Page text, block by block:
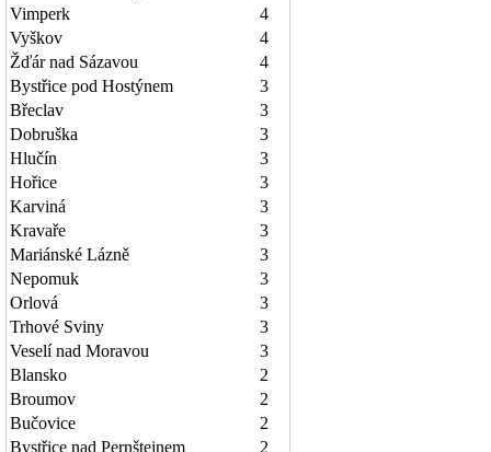
Vimperk
4
Vyškov
4
Žďár nad Sázavou
4
Bystřice pod Hostýnem
3
Břeclav
3
Dobruška
3
Hlučín
3
Hořice
3
Karviná
3
Kravaře
3
Mariánské Lázně
3
Nepomuk
3
Orlová
3
Trhové Sviny
3
Veselí nad Moravou
3
Blansko
2
Broumov
2
Bučovice
2
Bystřice nad Pernštejnem
2